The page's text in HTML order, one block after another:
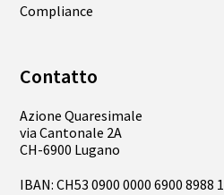
Compliance
Contatto
Azione Quaresimale
via Cantonale 2A
CH-6900 Lugano
IBAN: CH53 0900 0000 6900 8988 1